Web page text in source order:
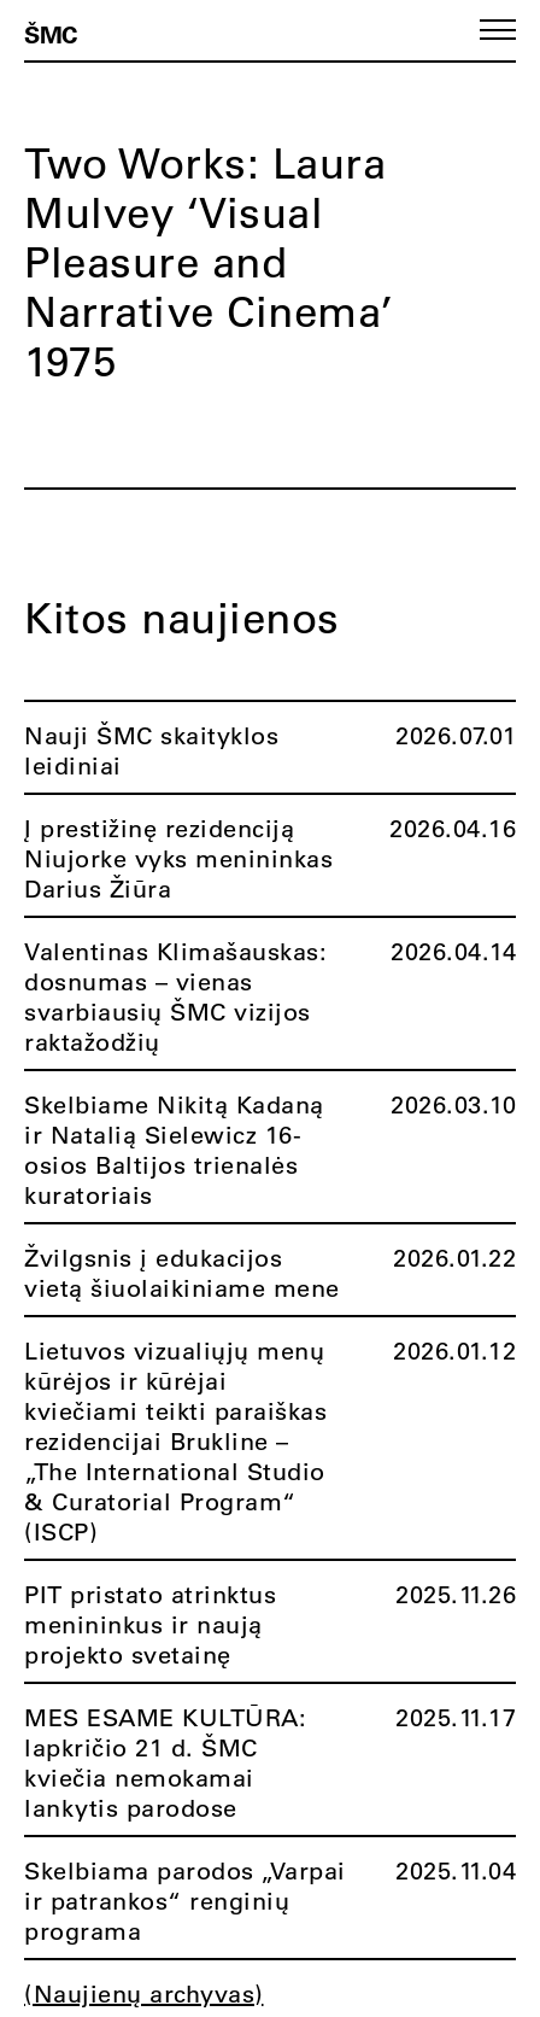
ŠMC
Two Works: Laura
Mulvey ‘Visual
Pleasure and
Narrative Cinema’
1975
Kitos naujienos
Nauji ŠMC skaityklos
leidiniai
2026.07.01
Į prestižinę rezidenciją
Niujorke vyks menininkas
Darius Žiūra
2026.04.16
Valentinas Klimašauskas:
dosnumas – vienas
svarbiausių ŠMC vizijos
raktažodžių
2026.04.14
Skelbiame Nikitą Kadaną
ir Natalią Sielewicz 16-
osios Baltijos trienalės
kuratoriais
2026.03.10
Žvilgsnis į edukacijos
vietą šiuolaikiniame mene
2026.01.22
Lietuvos vizualiųjų menų
kūrėjos ir kūrėjai
kviečiami teikti paraiškas
rezidencijai Brukline –
„The International Studio
& Curatorial Program“
(ISCP)
2026.01.12
PIT pristato atrinktus
menininkus ir naują
projekto svetainę
2025.11.26
MES ESAME KULTŪRA:
lapkričio 21 d. ŠMC
kviečia nemokamai
lankytis parodose
2025.11.17
Skelbiama parodos „Varpai
ir patrankos“ renginių
programa
2025.11.04
(Naujienų archyvas)